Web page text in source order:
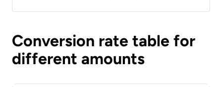
Conversion rate table for
different amounts